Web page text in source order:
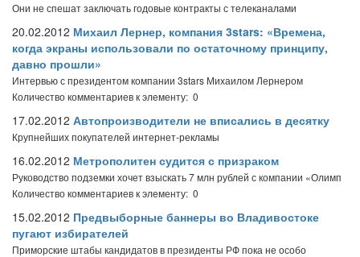
Они не спешат заключать годовые контракты с телеканалами
20.02.2012 Михаил Лернер, компания 3stars: «Времена,
когда экраны использовали по остаточному принципу,
давно прошли»
Интервью с президентом компании 3stars Михаилом Лернером
Количество комментариев к элементу: 0
17.02.2012 Автопроизводители не вписались в десятку
Крупнейших покупателей интернет-рекламы
16.02.2012 Метрополитен судится с призраком
Руководство подземки хочет взыскать 7 млн рублей с компании «Олимп
Количество комментариев к элементу: 0
15.02.2012 Предвыборные баннеры во Владивостоке
пугают избирателей
Приморские штабы кандидатов в президенты РФ пока не особо